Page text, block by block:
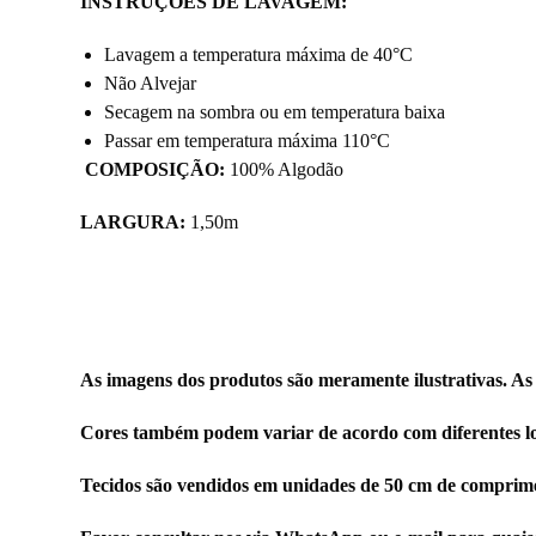
Lavagem a temperatura máxima de 40°C
Não Alvejar
Secagem na sombra ou em temperatura baixa
Passar em temperatura máxima 110°C
COMPOSIÇÃO: 100% Algodão
LARGURA: 1,50m
As imagens dos produtos são meramente ilustrativas.
Cores também podem variar de acordo com diferentes
Tecidos são vendidos em unidades de 50 cm de